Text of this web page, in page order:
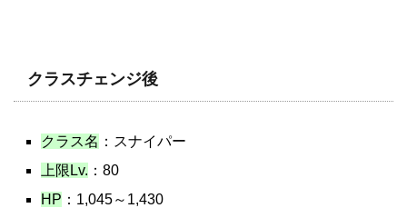
クラスチェンジ後
クラス名 ：スナイパー
上限Lv. ：80
HP ：1,045～1,430